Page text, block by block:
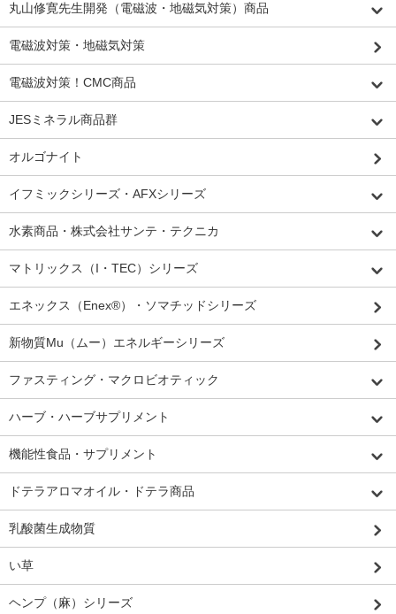
丸山修寛先生開発（電磁波・地磁気対策）商品
電磁波対策・地磁気対策
電磁波対策！CMC商品
JESミネラル商品群
オルゴナイト
イフミックシリーズ・AFXシリーズ
水素商品・株式会社サンテ・テクニカ
マトリックス（I・TEC）シリーズ
エネックス（Enex®）・ソマチッドシリーズ
新物質Mu（ムー）エネルギーシリーズ
ファスティング・マクロビオティック
ハーブ・ハーブサプリメント
機能性食品・サプリメント
ドテラアロマオイル・ドテラ商品
乳酸菌生成物質
い草
ヘンプ（麻）シリーズ